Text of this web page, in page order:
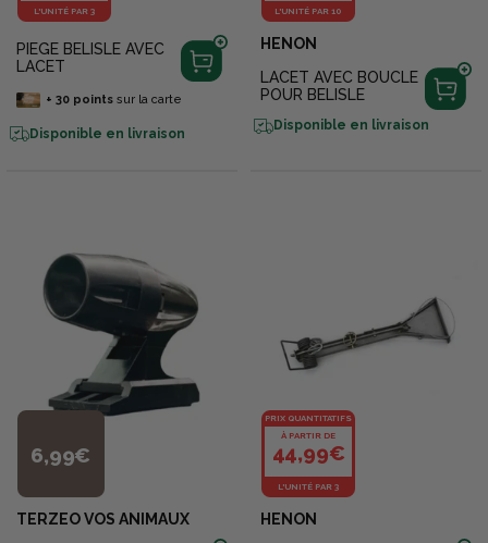
L'UNITÉ PAR 3
PIEGE BELISLE AVEC
LACET
+ 30pointssur la carte
Disponible en livraison
L'UNITÉ PAR 10
HENON
LACET AVEC BOUCLE
POUR BELISLE
Disponible en livraison
6,99€
TERZEO VOS ANIMAUX
PRIX QUANTITATIFS
À PARTIR DE
44,99€
L'UNITÉ PAR 3
HENON